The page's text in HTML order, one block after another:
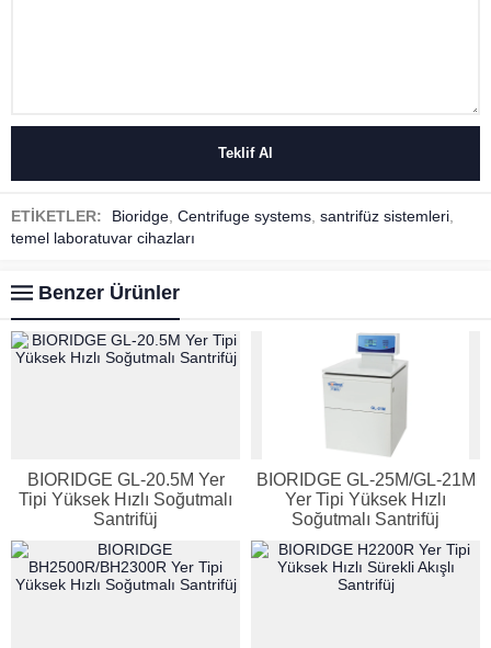
ETİKETLER: Bioridge Centrifuge systems santrifüz sistemleri
temel laboratuvar cihazları
Benzer Ürünler
BIORIDGE GL-20.5M Yer
Tipi Yüksek Hızlı Soğutmalı
Santrifüj
BIORIDGE GL-25M/GL-21M
Yer Tipi Yüksek Hızlı
Soğutmalı Santrifüj